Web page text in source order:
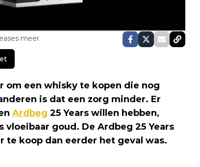
meer.
om een whisky te kopen die nog
is dat een zorg minder. Er
Ardbeg 25 Years willen hebben,
goud. De Ardbeg 25 Years
te koop dan eerder het geval was.